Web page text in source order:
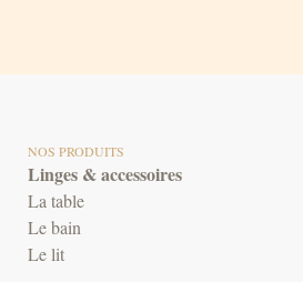
NOS PRODUITS
Linges & accessoires
La table
Le bain
Le lit